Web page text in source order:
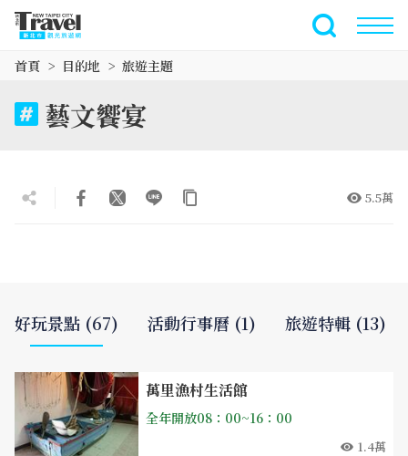
全文檢索
首頁 目的地 旅遊主題
藝文饗宴
5.5萬
好玩景點 (67) 活動行事曆 (1) 旅遊特輯 (13)
萬里漁村生活館
全年開放08：00~16：00
1.4萬